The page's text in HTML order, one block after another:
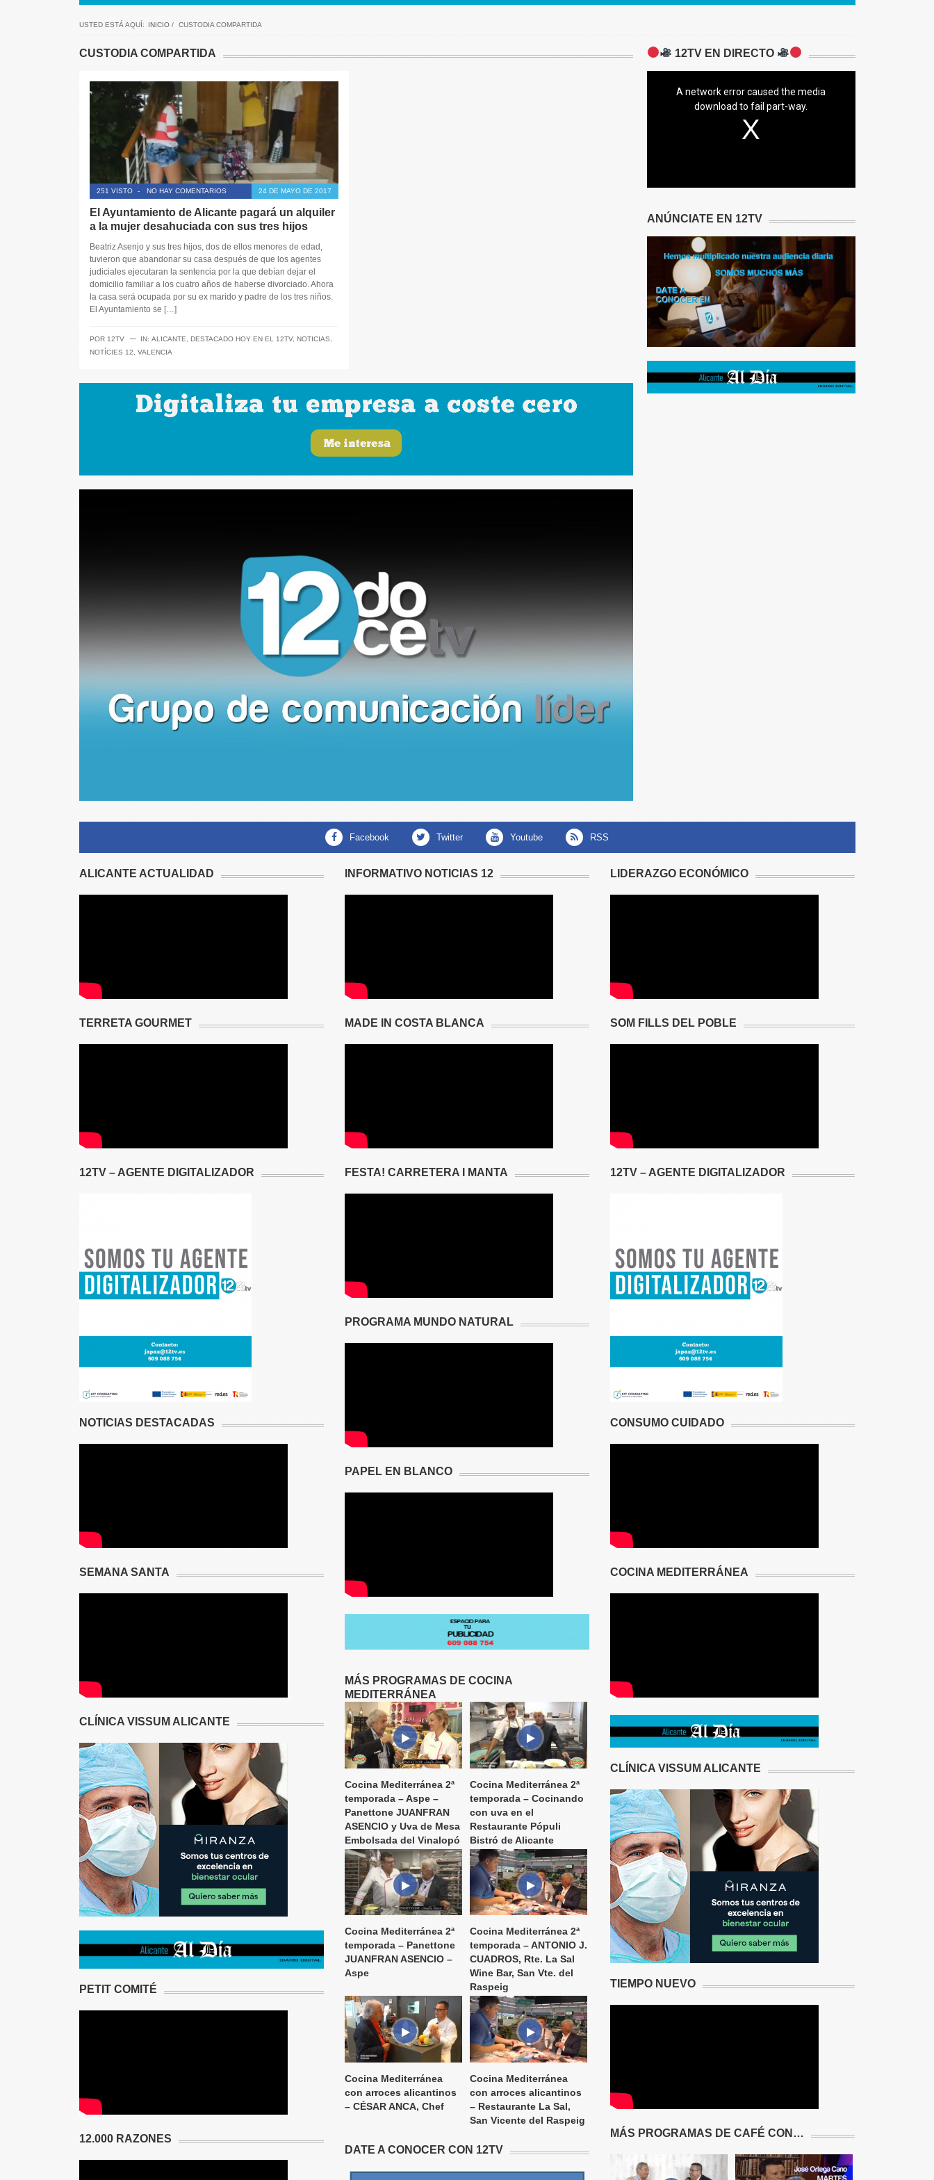
USTED ESTÁ AQUÍ: INICIO/ CUSTODIA COMPARTIDA
CUSTODIA COMPARTIDA
251 VISTO - NO HAY COMENTARIOS 24 DE MAYO DE 2017
El Ayuntamiento de Alicante pagará un alquiler
a la mujer desahuciada con sus tres hijos
Beatriz Asenjo y sus tres hijos, dos de ellos menores de edad,
tuvieron que abandonar su casa después de que los agentes
judiciales ejecutaran la sentencia por la que debían dejar el
domicilio familiar a los cuatro años de haberse divorciado. Ahora
la casa será ocupada por su ex marido y padre de los tres niños.
El Ayuntamiento se […]
POR 12TV ─ IN: ALICANTE DESTACADO HOY EN EL 12TV, NOTICIAS
NOTÍCIES 12
VALENCIA
12TV EN DIRECTO
A network error caused the media
download to fail part-way.
ANÚNCIATE EN 12TV
facebook twitter youtube RSS
ALICANTE ACTUALIDAD
TERRETA GOURMET
12TV – AGENTE DIGITALIZADOR
NOTICIAS DESTACADAS
SEMANA SANTA
CLÍNICA VISSUM ALICANTE
PETIT COMITÉ
12.000 RAZONES
INFORMATIVO NOTICIAS 12
MADE IN COSTA BLANCA
FESTA! CARRETERA I MANTA
PROGRAMA MUNDO NATURAL
PAPEL EN BLANCO
MÁS PROGRAMAS DE COCINA
MEDITERRÁNEA
Cocina Mediterránea 2ª
temporada – Aspe –
Panettone JUANFRAN
ASENCIO y Uva de Mesa
Embolsada del Vinalopó
Cocina Mediterránea 2ª
temporada – Cocinando
con uva en el
Restaurante Pópuli
Bistró de Alicante
Cocina Mediterránea 2ª
temporada – Panettone
JUANFRAN ASENCIO –
Aspe
Cocina Mediterránea 2ª
temporada – ANTONIO J.
CUADROS, Rte. La Sal
Wine Bar, San Vte. del
Raspeig
Cocina Mediterránea
con arroces alicantinos
– CÉSAR ANCA, Chef
Cocina Mediterránea
con arroces alicantinos
– Restaurante La Sal,
San Vicente del Raspeig
DATE A CONOCER CON 12TV
LIDERAZGO ECONÓMICO
SOM FILLS DEL POBLE
12TV – AGENTE DIGITALIZADOR
CONSUMO CUIDADO
COCINA MEDITERRÁNEA
CLÍNICA VISSUM ALICANTE
TIEMPO NUEVO
MÁS PROGRAMAS DE CAFÉ CON…